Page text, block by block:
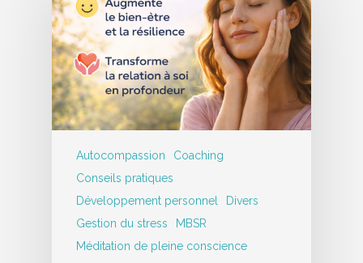
Autocompassion
Coaching
Conseils pratiques
Développement personnel
Divers
Gestion du stress
MBSR
Méditation de pleine conscience